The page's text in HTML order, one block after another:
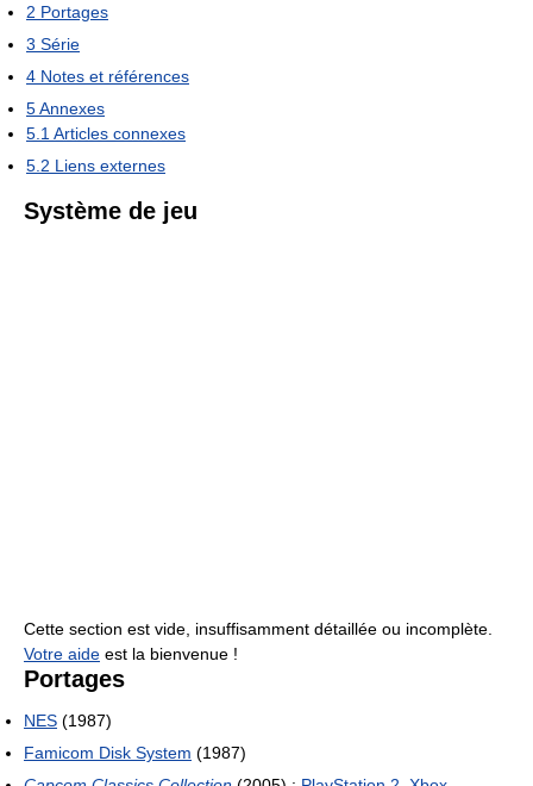
2 Portages
3 Série
4 Notes et références
5Annexes
5.1 Articles connexes
5.2 Liens externes
Système de jeu
Cette section est vide, insuffisamment détaillée ou incomplète.
Votre aide est la bienvenue !
Portages
NES (1987)
Famicom Disk System (1987)